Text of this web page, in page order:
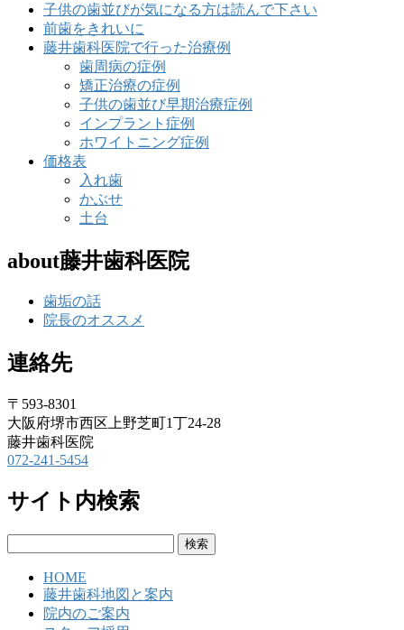
子供の歯並びが気になる方は読んで下さい
前歯をきれいに
藤井歯科医院で行った治療例
歯周病の症例
矯正治療の症例
子供の歯並び早期治療症例
インプラント症例
ホワイトニング症例
価格表
入れ歯
かぶせ
土台
about藤井歯科医院
歯垢の話
院長のオススメ
連絡先
〒593-8301
大阪府堺市西区上野芝町1丁24-28
藤井歯科医院
072-241-5454
サイト内検索
HOME
藤井歯科地図と案内
院内のご案内